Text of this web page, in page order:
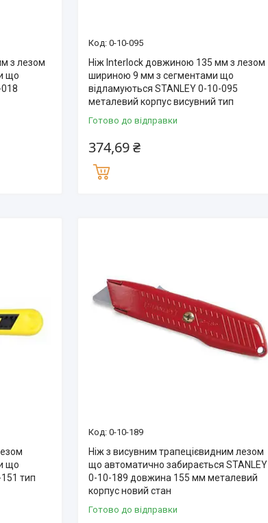
з лезом
що
0-10-095
Ніж Interlock довжиною 135 мм з лезом
шириною 9 мм з сегментами що
відламуються STANLEY 0-10-095
металевий корпус висувний тип
Готово до відправки
374,69 ₴
що
тип
0-10-189
Ніж з висувним трапецієвидним лезом
що автоматично забирається STANLEY
0-10-189 довжина 155 мм металевий
корпус новий стан
Готово до відправки